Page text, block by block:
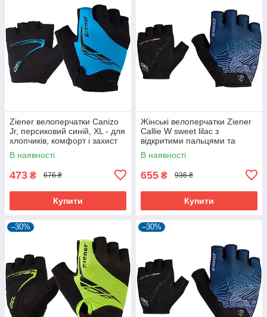
Ziener велоперчатки Canizo
Jr, персиковий синій, XL - для
хлопчиків, комфорт і захист
В наявності
473 ₴ 676 ₴
Купити
Жінські велоперчатки Ziener
Callie W sweet lilac з
відкритими пальцями та
дихаючою шкірою Amara
В наявності
655 ₴ 936 ₴
Купити
–30% –30%